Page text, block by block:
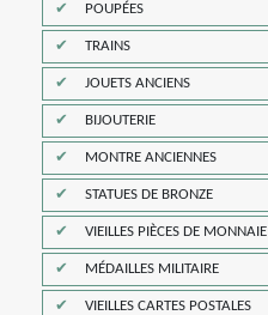
POUPÉES
TRAINS
JOUETS ANCIENS
BIJOUTERIE
MONTRE ANCIENNES
STATUES DE BRONZE
VIEILLES PIÈCES DE MONNAIE
MÉDAILLES MILITAIRE
VIEILLES CARTES POSTALES